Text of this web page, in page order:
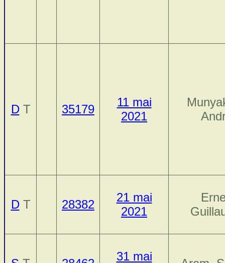
DT 35179
11 mai
2021
DT 28382
21 mai
2021
31 mai